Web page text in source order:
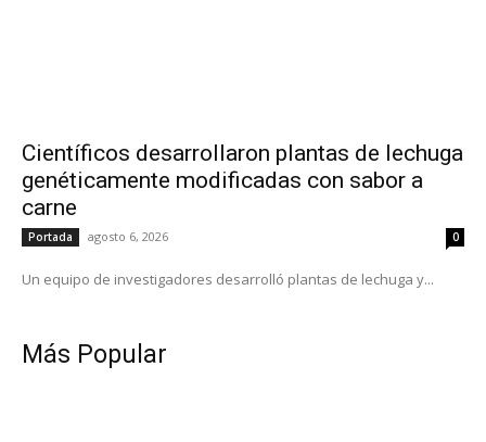
Científicos desarrollaron plantas de lechuga
genéticamente modificadas con sabor a
carne
Portada agosto 6, 2026 0
Un equipo de investigadores desarrolló plantas de lechuga y...
Más Popular